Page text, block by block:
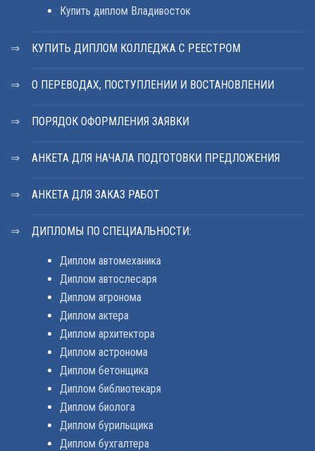
Купить диплом Владивосток
КУПИТЬ ДИПЛОМ КОЛЛЕДЖА С РЕЕСТРОМ
О ПЕРЕВОДАХ, ПОСТУПЛЕНИИ И ВОСТАНОВЛЕНИИ
ПОРЯДОК ОФОРМЛЕНИЯ ЗАЯВКИ
АНКЕТА ДЛЯ НАЧАЛА ПОДГОТОВКИ ПРЕДЛОЖЕНИЯ
АНКЕТА ДЛЯ ЗАКАЗ РАБОТ
ДИПЛОМЫ ПО СПЕЦИАЛЬНОСТИ:
Диплом автомеханика
Диплом автослесаря
Диплом агронома
Диплом актера
Диплом архитектора
Диплом астронома
Диплом бетонщика
Диплом библиотекаря
Диплом биолога
Диплом бурильщика
Диплом бухгалтера